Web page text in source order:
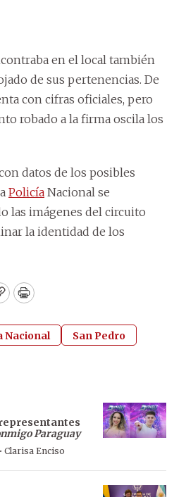
en el local también
de sus pertenencias. De
con cifras oficiales, pero
robado a la firma oscila los
datos de los posibles
Policía Nacional se
las imágenes del circuito
la identidad de los
Print
Nacional San Pedro
Paraguay
· Clarisa Enciso